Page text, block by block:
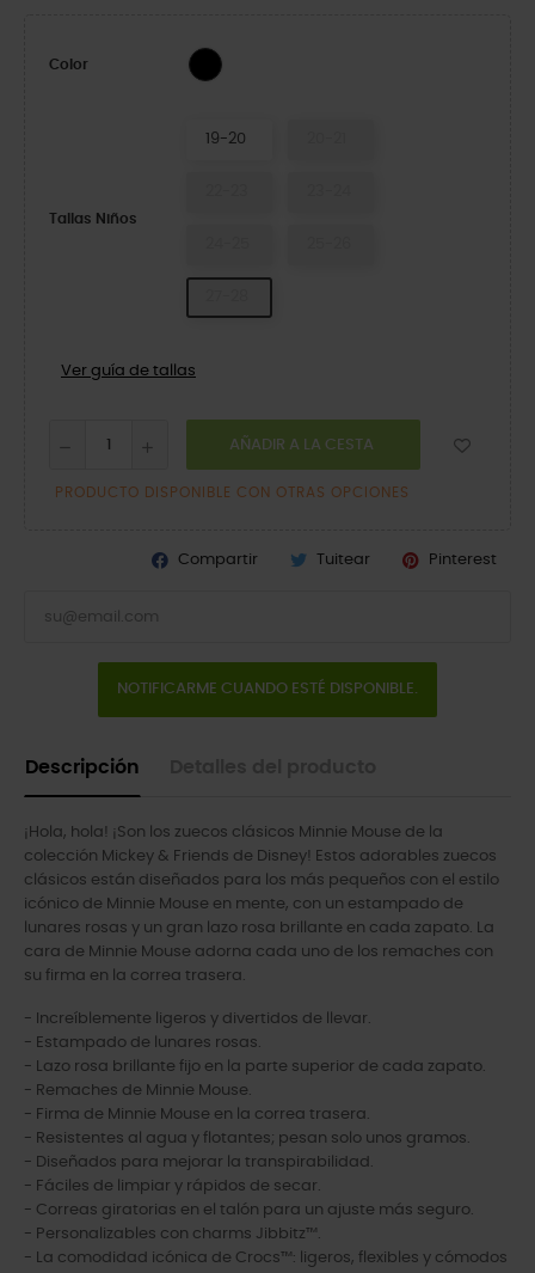
Color Multi
Tallas Niños
19-20
Ver guía de tallas
AÑADIR A LA CESTA
PRODUCTO DISPONIBLE CON OTRAS OPCIONES
Compartir Tuitear Pinterest
NOTIFICARME CUANDO ESTÉ DISPONIBLE.
Descripción
¡Hola, hola! ¡Son los zuecos clásicos Minnie Mouse de la
colección Mickey & Friends de Disney! Estos adorables zuecos
clásicos están diseñados para los más pequeños con el estilo
icónico de Minnie Mouse en mente, con un estampado de
lunares rosas y un gran lazo rosa brillante en cada zapato. La
cara de Minnie Mouse adorna cada uno de los remaches con
su firma en la correa trasera.
- Increíblemente ligeros y divertidos de llevar.
- Estampado de lunares rosas.
- Lazo rosa brillante fijo en la parte superior de cada zapato.
- Remaches de Minnie Mouse.
- Firma de Minnie Mouse en la correa trasera.
- Resistentes al agua y flotantes; pesan solo unos gramos.
- Diseñados para mejorar la transpirabilidad.
- Fáciles de limpiar y rápidos de secar.
- Correas giratorias en el talón para un ajuste más seguro.
- Personalizables con charms Jibbitz™.
- La comodidad icónica de Crocs™: ligeros, flexibles y cómodos